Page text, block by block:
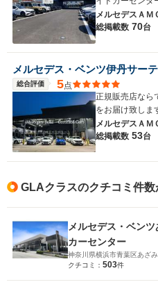
メルセデスＡＭ
総掲載数 70台
メルセデス・ベンツ伊丹サー
総合評価 5点
正規販売店なら
をお届け致しま
メルセデスＡＭ
総掲載数 53台
GLAクラスのクチコミ件
メルセデス・ベン
カーセンター
神奈川県横浜市青葉区あざみ
クチコミ： 503件